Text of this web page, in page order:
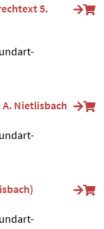
5.
Nietlisbach